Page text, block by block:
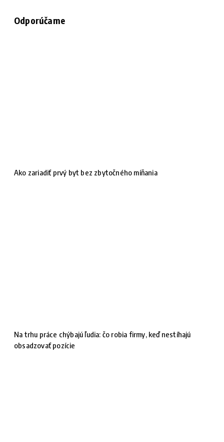
Odporúčame
Ako zariadiť prvý byt bez zbytočného míňania
Na trhu práce chýbajú ľudia: čo robia firmy, keď nestíhajú
obsadzovať pozície